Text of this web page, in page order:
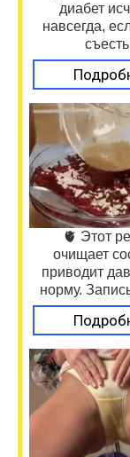
диабет
навсегда,
🫀 Этот
очищает
приводит
норму.